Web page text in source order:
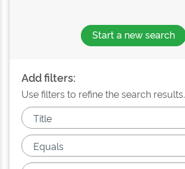
Start a new search
Add filters:
Use filters to refine the search results.